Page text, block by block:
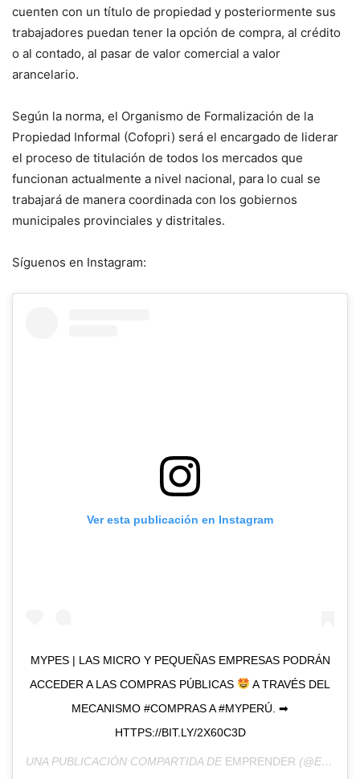
cuenten con un título de propiedad y posteriormente sus
trabajadores puedan tener la opción de compra, al crédito
o al contado, al pasar de valor comercial a valor
arancelario.
Según la norma, el Organismo de Formalización de la
Propiedad Informal (Cofopri) será el encargado de liderar
el proceso de titulación de todos los mercados que
funcionan actualmente a nivel nacional, para lo cual se
trabajará de manera coordinada con los gobiernos
municipales provinciales y distritales.
Síguenos en Instagram:
Ver esta publicación en Instagram
MYPES | LAS MICRO Y PEQUEÑAS EMPRESAS PODRÁN
ACCEDER A LAS COMPRAS PÚBLICAS
A TRAVÉS DEL
MECANISMO #COMPRAS A #MYPERÚ. ➡
HTTPS://BIT.LY/2X60C3D
UNA PUBLICACIÓN COMPARTIDA DE EMPRENDER (@EMPRENDER.PE) EL